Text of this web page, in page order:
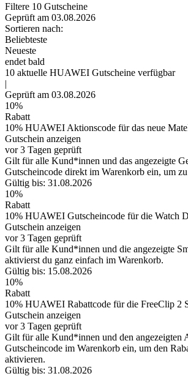
Filtere 10 Gutscheine
Geprüft am 03.08.2026
Sortieren nach:
Beliebteste
Neueste
endet bald
10 aktuelle HUAWEI Gutscheine verfügbar
|
Geprüft am 03.08.2026
10%
Rabatt
10% HUAWEI Aktionscode für das neue
Gutschein anzeigen
vor 3 Tagen geprüft
Gilt für alle Kund*innen und das angezeigte
Gutscheincode direkt im Warenkorb ein, um zu
Gültig bis: 31.08.2026
10%
Rabatt
10% HUAWEI Gutscheincode für die Watch
Gutschein anzeigen
vor 3 Tagen geprüft
Gilt für alle Kund*innen und die angezeigte
aktivierst du ganz einfach im Warenkorb.
Gültig bis: 15.08.2026
10%
Rabatt
10% HUAWEI Rabattcode für die FreeClip 2
Gutschein anzeigen
vor 3 Tagen geprüft
Gilt für alle Kund*innen und den angezeigten
Gutscheincode im Warenkorb ein, um den
aktivieren.
Gültig bis: 31.08.2026